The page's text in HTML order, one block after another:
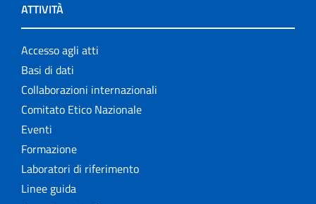
ATTIVITÀ
Accesso agli atti
Basi di dati
Collaborazioni internazionali
Comitato Etico Nazionale
Eventi
Formazione
Laboratori di riferimento
Linee guida